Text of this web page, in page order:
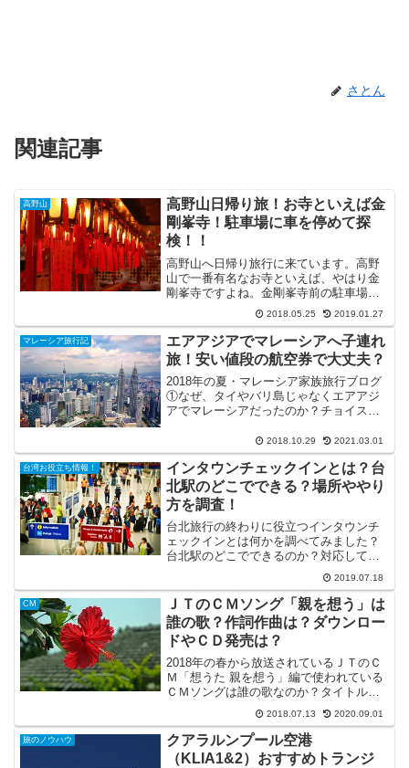
さとん
関連記事
高野山
高野山日帰り旅！お寺といえば金
剛峯寺！駐車場に車を停めて探
検！！
高野山へ日帰り旅行に来ています。高野
山で一番有名なお寺といえば、やはり金
剛峯寺ですよね。金剛峯寺前の駐車場に
車を停めた我が家は金剛峯寺の探検に昔
ます！玄関までの無料エリアの様子や、
金剛峯寺の中の様子をご紹介。子連れで
行ってみた感想なども合わせてどうぞ。
2018.05.25 2019.01.27
マレーシア旅行記
エアアジアでマレーシアへ子連れ
旅！安い値段の航空券で大丈夫？
2018年の夏・マレーシア家族旅行ブログ
①なぜ、タイやバリ島じゃなくエアアジ
アでマレーシアだったのか？チョイスの
安い航空券がゲットできた！と喜んだの
も束の間、次々と襲い掛かるＬＣＣの洗
礼が！
2018.10.29 2021.03.01
台湾お役立ち情報！
インタウンチェックインとは？台
北駅のどこでできる？場所ややり
方を調査！
台北旅行の終わりに役立つインタウンチ
ェックインとは何かを調べてみました？
台北駅のどこでできるのか？対応してい
る航空会社や利用時間は？インタウンチ
ェックインのメリットやデメリット、カ
ウンターの場所ややり方を調査！
2019.07.18
CM
ＪＴのＣＭソング「親を想う」は
誰の歌？作詞作曲は？ダウンロー
ドやＣＤ発売は？
2018年の春から放送されているＪＴのＣ
Ｍ「想うた 親を想う」編で使われている
ＣＭソングは誰の歌なのか？タイトルは
何か？を調べてみました。作詞や作曲は
誰の手によるもので、ダウンロードやＣ
Ｄ発売の予定はあるのかどうかも合わせ
て調査しています。
2018.07.13 2020.09.01
旅のノウハウ
クアラルンプール空港
（KLIA1&2）おすすめトランジ